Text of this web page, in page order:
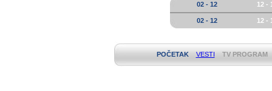
02 - 12
12 -
02 - 12 12 -
POČETAK VESTI TV PROGRAM